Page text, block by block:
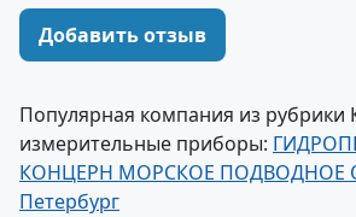
Добавить отзыв
Популярная компания из рубрики
измерительные приборы:
КОНЦЕРН МОРСКОЕ ПОДВОДНОЕ
Петербург